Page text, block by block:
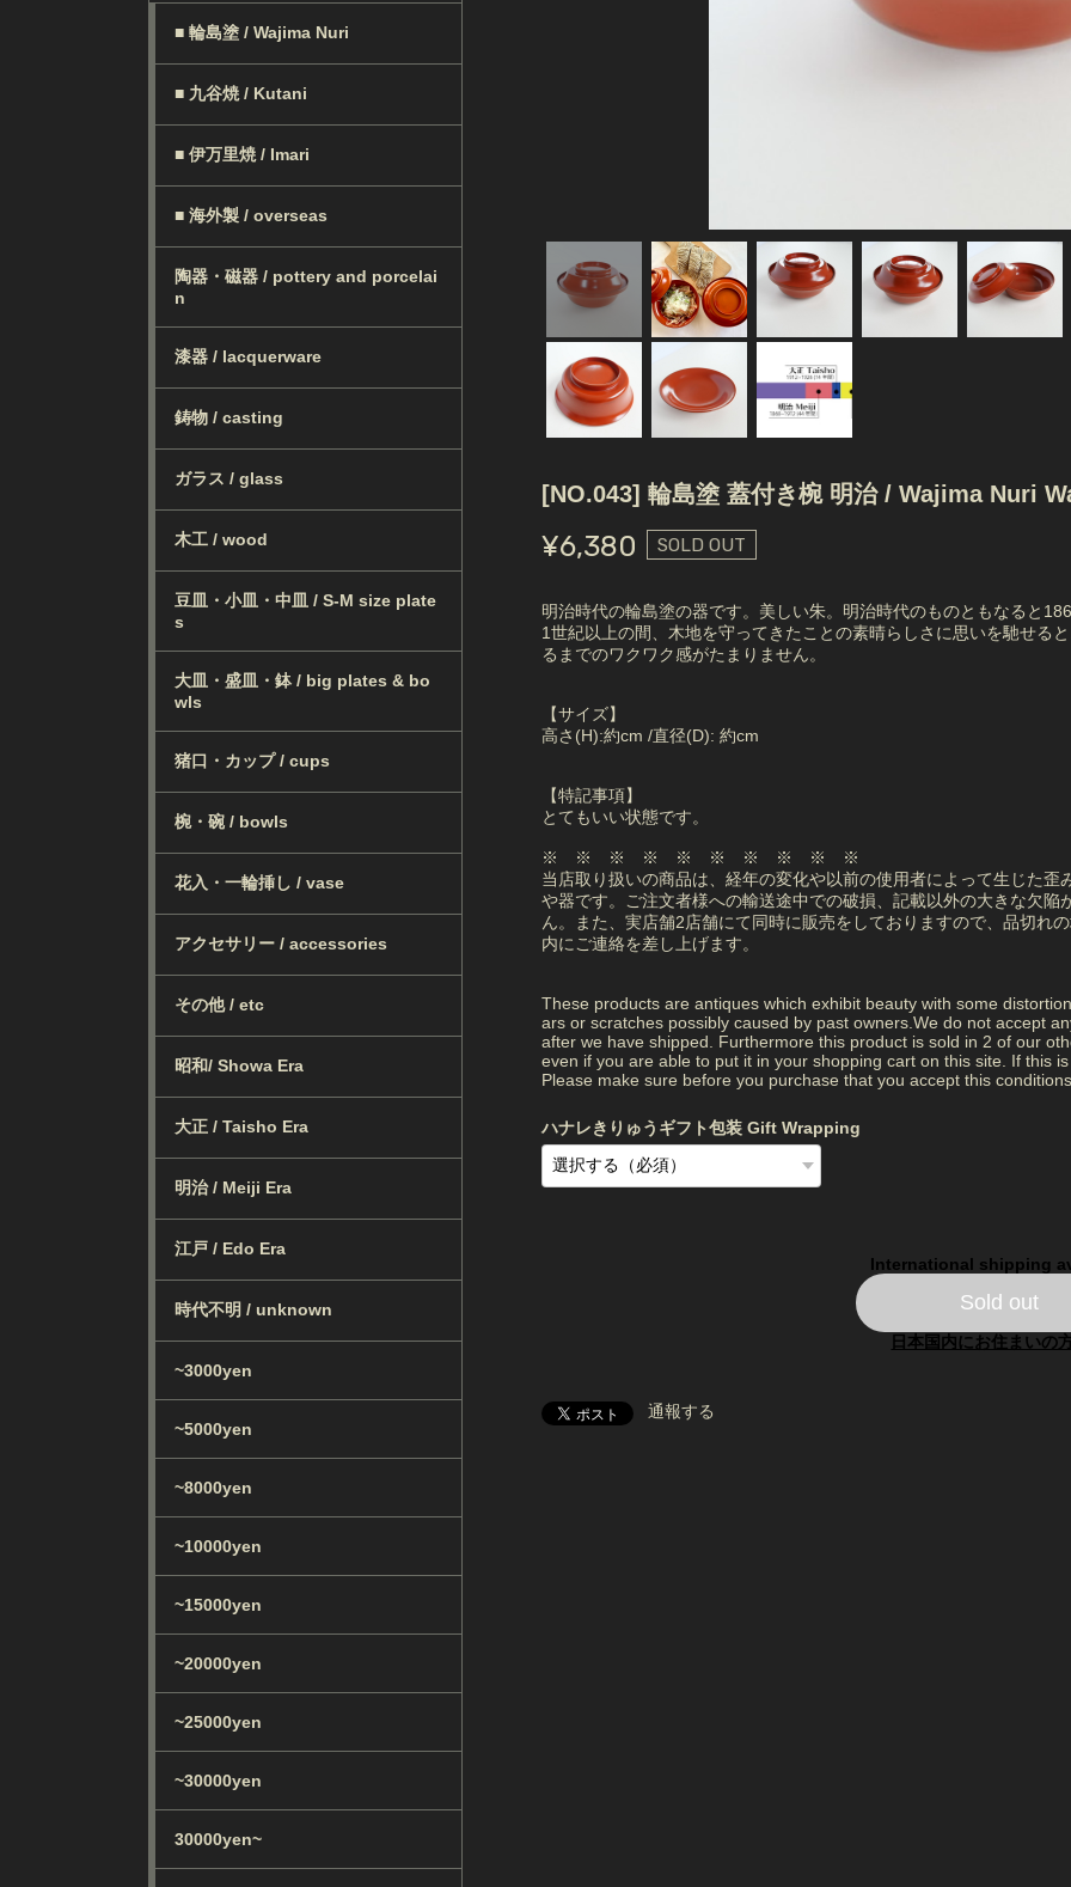
■ 輪島塗 / Wajima Nuri
■ 九谷焼 / Kutani
■ 伊万里焼 / Imari
■ 海外製 / overseas
陶器・磁器 / pottery and porcelai
n
漆器 / lacquerware
鋳物 / casting
ガラス / glass
木工 / wood
豆皿・小皿・中皿 / S-M size plate
s
大皿・盛皿・鉢 / big plates & bo
wls
猪口・カップ / cups
椀・碗 / bowls
花入・一輪挿し / vase
アクセサリー / accessories
その他 / etc
昭和/ Showa Era
大正 / Taisho Era
明治 / Meiji Era
江戸 / Edo Era
時代不明 / unknown
~3000yen
~5000yen
~8000yen
~10000yen
~15000yen
~20000yen
~25000yen
~30000yen
30000yen~
[NO.043] 輪島塗 蓋付き椀 明治 / Wajima Nuri
¥6,380 SOLD OUT
明治時代の輪島塗の器です。美しい朱。明治時代のものともなると
1世紀以上の間、木地を守ってきたことの素晴らしさに思いを馳せる
るまでのワクワク感がたまりません。
【サイズ】
高さ(H):約cm /直径(D): 約cm
【特記事項】
とてもいい状態です。
※ ※ ※ ※ ※ ※ ※ ※ ※ ※
当店取り扱いの商品は、経年の変化や以前の使用者によって生じた
や器です。ご注文者様への輸送途中での破損、記載以外の大きな欠
ん。また、実店舗2店舗にて同時に販売をしておりますので、品切れ
内にご連絡を差し上げます。
These products are antiques which exhibit beauty with some
ars or scratches possibly caused by past owners.We do not accept
after we have shipped. Furthermore this product is sold in 2 of our
even if you are able to put it in your shopping cart on this site. If this
Please make sure before you purchase that you accept this conditions.
ハナレきりゅうギフト包装 Gift Wrapping
International shipping
Sold out
日本国内にお住まいの
通報する